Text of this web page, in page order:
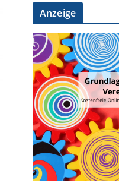
Anzeige